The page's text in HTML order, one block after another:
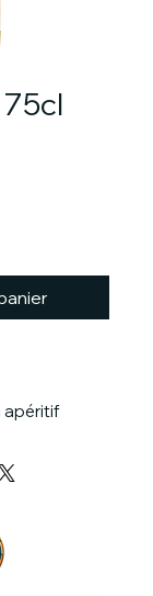
apéritif
Ce
liqueurs
des